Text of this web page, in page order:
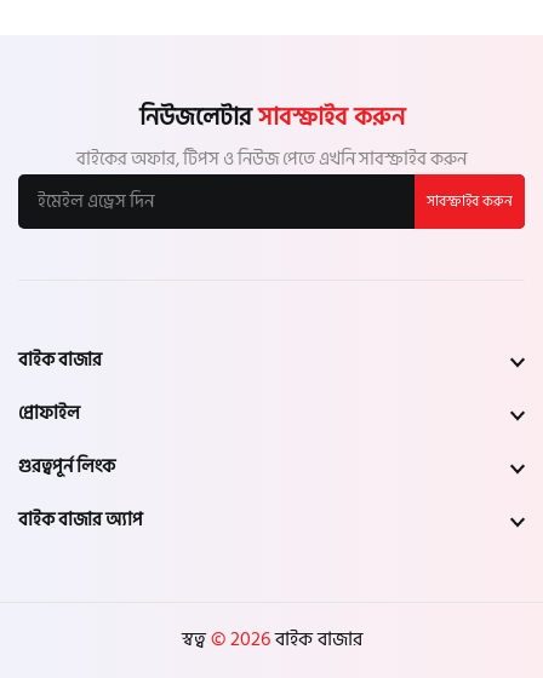
নিউজলেটারসাবস্ক্রাইব করুন
বাইকের অফার, টিপস ও নিউজ পেতে এখনি সাবস্ক্রাইব করুন
সাবস্ক্রাইব করুন
বাইক বাজার
প্রোফাইল
গুরত্বপূর্ন লিংক
বাইক বাজার অ্যাপ
স্বত্ব© 2026বাইক বাজার